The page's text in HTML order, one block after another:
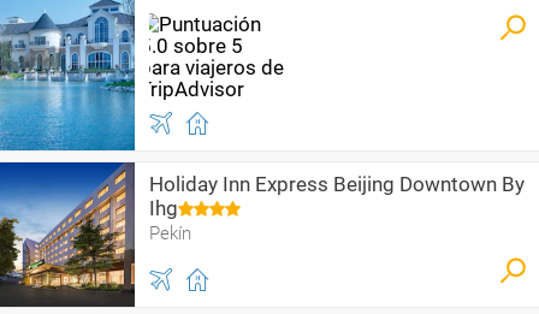
Holiday Inn Express Beijing Downtown By
Ihg
Pekín